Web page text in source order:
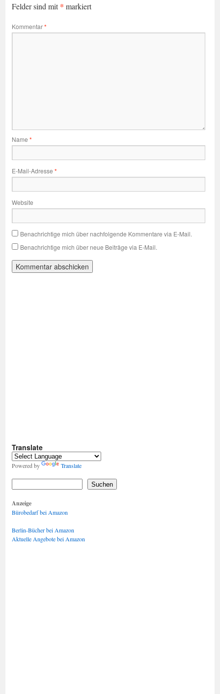
Felder sind mit* markiert
Kommentar*
Name *
E-Mail-Adresse *
Website
Benachrichtige mich über nachfolgende Kommentare via E-Mail.
Benachrichtige mich über neue Beiträge via E-Mail.
Translate
Powered by Translate
Suchen
Anzeige
Bürobedarf bei Amazon
Berlin-Bücher bei Amazon
Aktuelle Angebote bei Amazon